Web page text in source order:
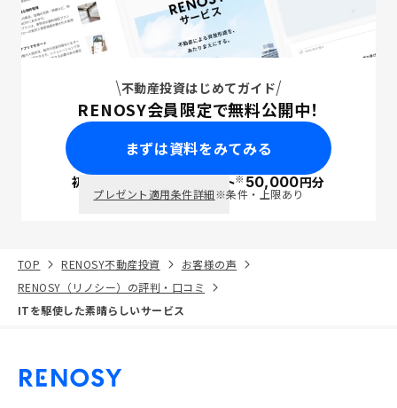
不動産投資はじめてガイド
RENOSY会員限定で無料公開中！
まずは資料をみてみる
初回面談で ポイント※50,000円分
プレゼント適用条件詳細※条件・上限あり
TOP RENOSY不動産投資
お客様の声
RENOSY（リノシー）の評判・口コミ
ITを駆使した素晴らしいサービス